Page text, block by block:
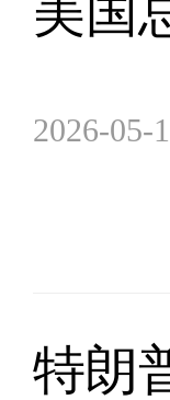
美国
2026-05-
特朗